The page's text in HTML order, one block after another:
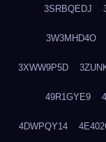
3SRBQEDJ
3W3MHD4O
3XWW9P5D
49R1GYE9
4DWPQY14